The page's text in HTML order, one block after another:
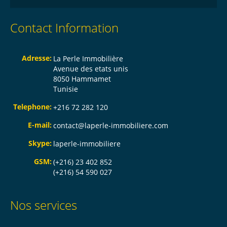
Contact Information
Adresse: La Perle Immobilière
Avenue des etats unis
8050 Hammamet
Tunisie
Telephone:+216 72 282 120
E-mail:contact@laperle-immobiliere.com
Skype: laperle-immobiliere
GSM:(+216) 23 402 852
(+216) 54 590 027
Nos services